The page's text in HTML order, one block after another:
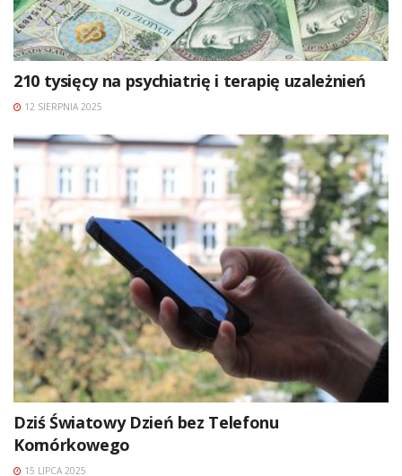
210 tysięcy na psychiatrię i terapię uzależnień
12 SIERPNIA 2025
Dziś Światowy Dzień bez Telefonu
Komórkowego
15 LIPCA 2025